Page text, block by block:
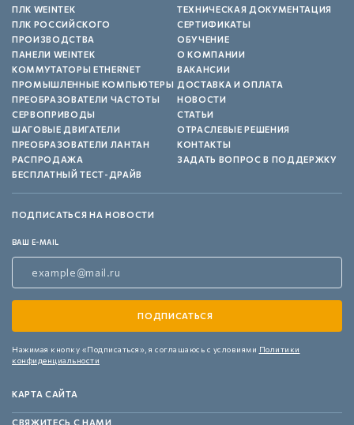
ПЛК WEINTEK
ПЛК РОССИЙСКОГО
ПРОИЗВОДСТВА
ПАНЕЛИ WEINTEK
КОММУТАТОРЫ ETHERNET
ПРОМЫШЛЕННЫЕ КОМПЬЮТЕРЫ
ПРЕОБРАЗОВАТЕЛИ ЧАСТОТЫ
СЕРВОПРИВОДЫ
ШАГОВЫЕ ДВИГАТЕЛИ
ПРЕОБРАЗОВАТЕЛИ ЛАНТАН
РАСПРОДАЖА
БЕСПЛАТНЫЙ ТЕСТ-ДРАЙВ
ТЕХНИЧЕСКАЯ ДОКУМЕНТАЦИЯ
СЕРТИФИКАТЫ
ОБУЧЕНИЕ
О КОМПАНИИ
ВАКАНСИИ
ДОСТАВКА И ОПЛАТА
НОВОСТИ
СТАТЬИ
ОТРАСЛЕВЫЕ РЕШЕНИЯ
КОНТАКТЫ
ЗАДАТЬ ВОПРОС В ПОДДЕРЖКУ
ПОДПИСАТЬСЯ НА НОВОСТИ
ВАШ E-MAIL
Нажимая кнопку «Подписаться», я соглашаюсь с условиями Политики
конфиденциальности
КАРТА САЙТА
СВЯЖИТЕСЬ С НАМИ